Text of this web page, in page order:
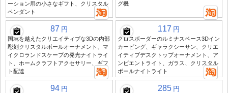
ーション用の小さなギフト、クリスタル
ペンダント
グ機
87 円
国境を越えたクリエイティブな3Dの内部
彫刻クリスタルボールオーナメント、マ
イクロランドスケープの発光ナイトライ
ト、ホームクラフトアクセサリー、ギフ
ト配達
117 円
クロスボーダーのルミナスベース3Dイン
カービング、ギャラクシーサン、クリエ
イティブデスクトップオーナメント、ア
ンビエントライト、ガラス、クリスタル
ボールナイトライト
94 円 285 円